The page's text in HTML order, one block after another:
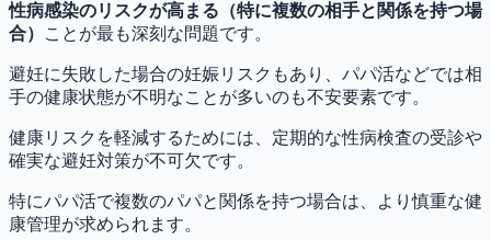
性病感染のリスクが高まる（特に複数の相手と関係を持つ場
合）
ことが最も深刻な問題です。
避妊に失敗した場合の妊娠リスクもあり、パパ活などでは相
手の健康状態が不明なことが多いのも不安要素です。
健康リスクを軽減するためには、定期的な性病検査の受診や
確実な避妊対策が不可欠です。
特にパパ活で複数のパパと関係を持つ場合は、より慎重な健
康管理が求められます。